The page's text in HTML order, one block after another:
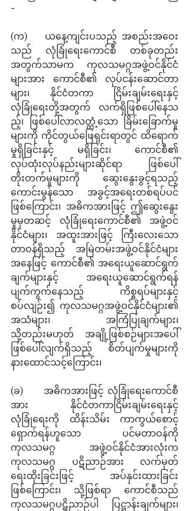
-
(က)    ယနေ့ကျင်းပသည့် အစည်းအဝေး
သည် လုံခြုံရေးကောင်စီ တစ်ခုတည်း
အတွက်သာမက ကုလသမဂ္ဂအဖွဲ့ဝင်နိုင်ငံ
များအား ကောင်စီ၏ လုပ်ငန်းဆောင်တာ
များ၊ နိုင်ငံတကာ ငြိမ်းချမ်းရေးနှင့်
လုံခြုံရေးတို့အတွက် လက်ရှိဖြစ်ပေါ်နေသ
ည့်၊ ဖြစ်ပေါ်လာလတ္တံ့သော ခြိမ်းခြောက်မှု
များကို ကိုင်တွယ်ဖြေရှင်းရာတွင် ထိရောက်
မှုရှိခြင်းနှင့် မရှိခြင်း၊ ကောင်စီ၏
လုပ်ထုံးလုပ်နည်းများဆိုင်ရာ ဖြစ်ပေါ်
တိုးတက်မှုများကို ဆွေးနွေးခွင့်ရသည့်
ကောင်းမွန်သော အခွင့်အရေးတစ်ရပ်ပင်
ဖြစ်ကြောင်း၊ အဓိကအားဖြင့် ဤဆွေးနွေး
မှုမှတဆင့် လုံခြုံရေးကောင်စီ၏ အဖွဲ့ဝင်
နိုင်ငံများ၊ အထူးအားဖြင့် ကြီးလေးသော
တာဝန်ရှိသည့် အမြဲတမ်းအဖွဲ့ဝင်နိုင်ငံများ
အနေဖြင့် ကောင်စီ၏ အရေးယူဆောင်ရွက်
ချက်များနှင့် အရေးယူဆောင်ရွက်ရန်
ပျက်ကွက်နေသည့် ကိစ္စရပ်များနှင့်
စပ်လျဉ်း၍ ကုလသမဂ္ဂအဖွဲ့ဝင်နိုင်ငံများ၏
အသံများ၊ အကြံပြုချက်များ၊
သို့တည်းမဟုတ် အချို့ဖြစ်စဉ်များအပေါ်
ဖြစ်ပေါ်လျက်ရှိသည့် စိတ်ပျက်မှုများကို
နားထောင်သင့်ကြောင်း၊
(ခ)     အဓိကအားဖြင့် လုံခြုံရေးကောင်စီ
အား နိုင်ငံတကာငြိမ်းချမ်းရေးနှင့်
လုံခြုံရေးကို ထိန်းသိမ်း ကာကွယ်စောင့်
ရှောက်ရန်ဟူသော ပင်မတာဝန်ကို
ကုလသမဂ္ဂ အဖွဲ့ဝင်နိုင်ငံအားလုံးက
ကုလသမဂ္ဂ ပဋိညာဉ်အား လက်မှတ်
ရေးထိုးခြင်းဖြင့် အပ်နှင်းထားခြင်း
ဖြစ်ကြောင်း၊ သို့ဖြစ်ရာ ကောင်စီသည်
ကုလသမဂ္ဂပဋိညာဉ်ပါ ပြဋ္ဌာန်းချက်များ၊